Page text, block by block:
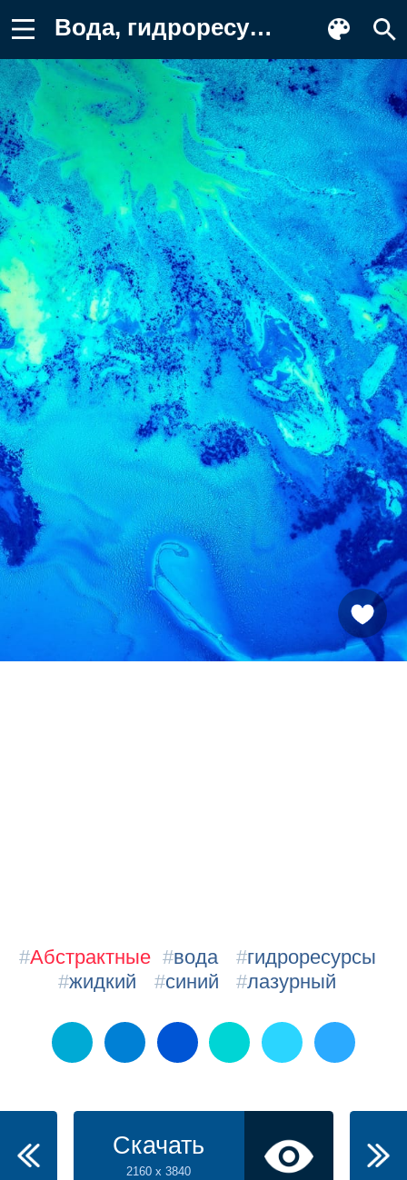
Вода, гидроресурсы, жидкий, синий Картинка для телефона
#Абстрактные #вода #гидроресурсы
#жидкий #синий #лазурный
Скачать
2160 x 3840